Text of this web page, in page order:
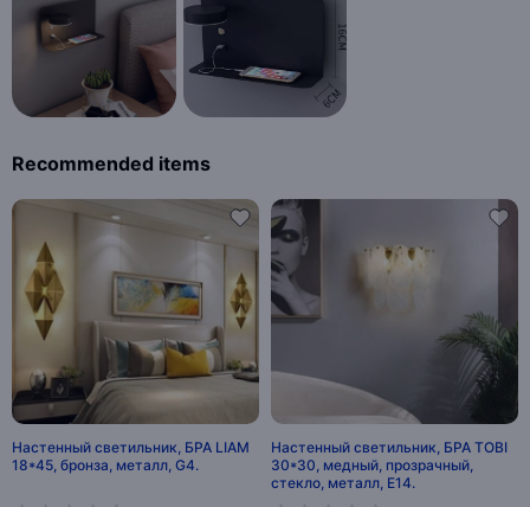
Recommended items
Настенный светильник, БРА LIAM
18*45, бронза, металл, G4.
Настенный светильник, БРА TOBI
30*30, медный, прозрачный,
стекло, металл, E14.